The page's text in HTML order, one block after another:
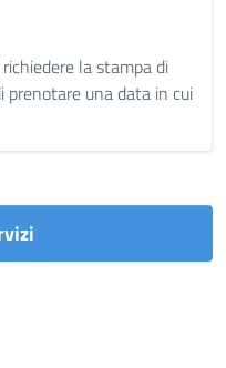
la stampa di
una data in cui